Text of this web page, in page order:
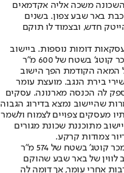
השכונה משכה אליה אקדמאים
באר שבע צפון. בשנים
חדש, ובצמוד לו תוקם
דומות נוספות. ביישוב
עומר, שהוקם ב-1949 תחילה כקיבוץ, נמכר קוטג' בשטח של 600 מ"ר
שקל. החל משנות ה-60' של המאה הקודמת הפך הישוב
בירת הנגב. מועצת עומר
לה הכנסה מארנונה. עסקים
שהיישוב נמצא בדירוג הגבוה
מעסקים צפויים לצמוח ולשמר
מתוכננת שכונת מגורים
יישוב לווין מבוסס נוסף הוא להבים, בו נמכר קוטג' בשטח של 574 מ"ר
יישוב לווין של באר שבע שהוקם
רבות אחרי עומר, אך דומה לה